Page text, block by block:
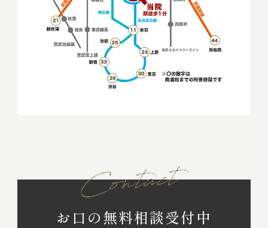
お口の無料相談受付中